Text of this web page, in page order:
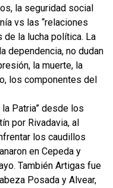
la seguridad social
vs las “relaciones
de la lucha política. La
dependencia, no dudan
la muerte, la
los componentes del
Patria” desde los
por Rivadavia, al
los caudillos
en Cepeda y
También Artigas fue
Posada y Alvear,